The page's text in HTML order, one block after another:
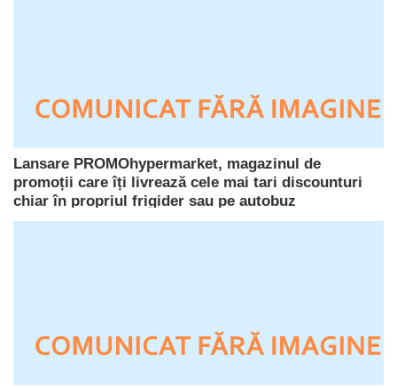
Lansare PROMOhypermarket, magazinul de
promoții care îți livrează cele mai tari discounturi
chiar în propriul frigider sau pe autobuz